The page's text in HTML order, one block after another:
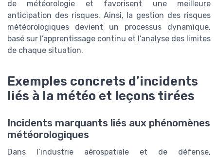
de météorologie et favorisent une meilleure
anticipation des risques. Ainsi, la gestion des risques
météorologiques devient un processus dynamique,
basé sur l’apprentissage continu et l’analyse des limites
de chaque situation.
Exemples concrets d’incidents
liés à la météo et leçons tirées
Incidents marquants liés aux phénomènes
météorologiques
Dans l’industrie aérospatiale et de défense,